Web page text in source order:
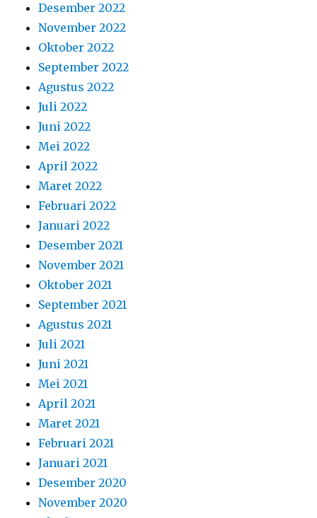
Desember 2022
November 2022
Oktober 2022
September 2022
Agustus 2022
Juli 2022
Juni 2022
Mei 2022
April 2022
Maret 2022
Februari 2022
Januari 2022
Desember 2021
November 2021
Oktober 2021
September 2021
Agustus 2021
Juli 2021
Juni 2021
Mei 2021
April 2021
Maret 2021
Februari 2021
Januari 2021
Desember 2020
November 2020